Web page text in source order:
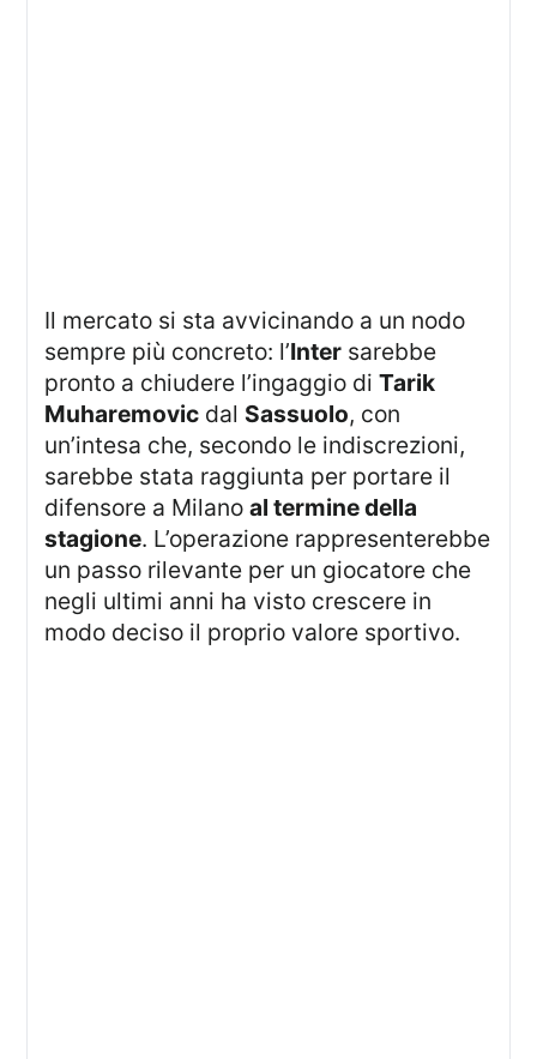
Il mercato si sta avvicinando a un nodo
sempre più concreto: l’Inter sarebbe
pronto a chiudere l’ingaggio diTarik
Muharemovic dal Sassuolo, con
un’intesa che, secondo le indiscrezioni,
sarebbe stata raggiunta per portare il
difensore a Milanoal termine della
stagione. L’operazione rappresenterebbe
un passo rilevante per un giocatore che
negli ultimi anni ha visto crescere in
modo deciso il proprio valore sportivo.